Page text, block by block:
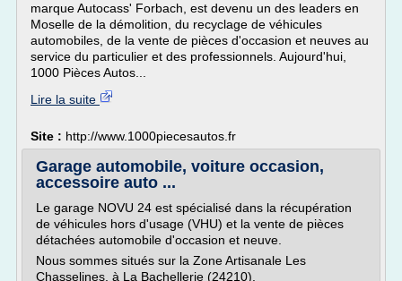
marque Autocass' Forbach, est devenu un des leaders en
Moselle de la démolition, du recyclage de véhicules
automobiles, de la vente de pièces d'occasion et neuves au
service du particulier et des professionnels. Aujourd'hui,
1000 Pièces Autos...
Lire la suite
Site : http://www.1000piecesautos.fr
Garage automobile, voiture occasion,
accessoire auto ...
Le garage NOVU 24 est spécialisé dans la récupération
de véhicules hors d'usage (VHU) et la vente de pièces
détachées automobile d'occasion et neuve.
Nous sommes situés sur la Zone Artisanale Les
Chasselines, à La Bachellerie (24210).